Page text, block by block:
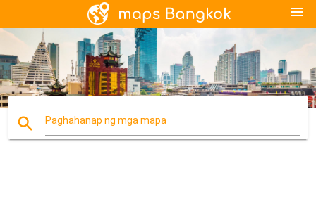
menu
search Paghahanap ng mga mapa